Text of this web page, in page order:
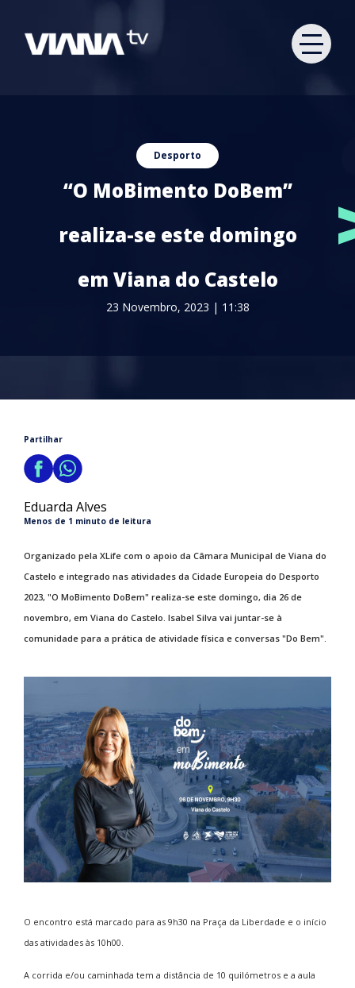
Desporto
“O MoBimento DoBem”
realiza-se este domingo
em Viana do Castelo
23 Novembro, 2023 | 11:38
Partilhar
Eduarda Alves
Menos de 1 minuto de leitura
Organizado pela XLife com o apoio da Câmara Municipal de Viana do
Castelo e integrado nas atividades da Cidade Europeia do Desporto
2023, "O MoBimento DoBem" realiza-se este domingo, dia 26 de
novembro, em Viana do Castelo. Isabel Silva vai juntar-se à
comunidade para a prática de atividade física e conversas "Do Bem".
O encontro está marcado para as 9h30 na Praça da Liberdade e o início
das atividades às 10h00.
A corrida e/ou caminhada tem a distância de 10 quilómetros e a aula